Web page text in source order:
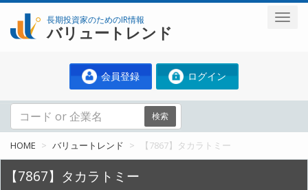
長期投資家のためのIR情報
バリュートレンド
会員登録 ログイン
検索
HOME バリュートレンド 【7867】タカラトミー
【7867】タカラトミー